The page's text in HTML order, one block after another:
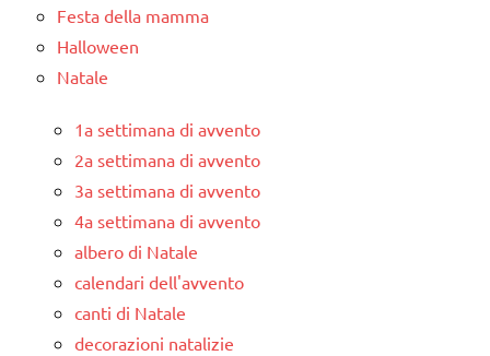
Festa della mamma
Halloween
Natale
1a settimana di avvento
2a settimana di avvento
3a settimana di avvento
4a settimana di avvento
albero di Natale
calendari dell'avvento
canti di Natale
decorazioni natalizie